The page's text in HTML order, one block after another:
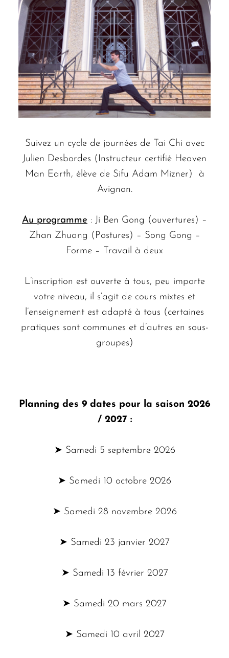
Suivez un cycle de journées de Tai Chi avec
Julien Desbordes (Instructeur certifié Heaven
Man Earth, élève de Sifu Adam Mizner ) à
Avignon.
Au programme : Ji Ben Gong (ouvertures) –
Zhan Zhuang (Postures) – Song Gong –
Forme – Travail à deux
L’inscription est ouverte à tous, peu importe
votre niveau, il s’agit de cours mixtes et
l’enseignement est adapté à tous (certaines
pratiques sont communes et d’autres en sous-
groupes)
Planning des 9 dates pour la saison 2026
/ 2027 :
➤ Samedi 5 septembre 2026
➤ Samedi 10 octobre 2026
➤ Samedi 28 novembre 2026
➤ Samedi 23 janvier 2027
➤ Samedi 13 février 2027
➤ Samedi 20 mars 2027
➤ Samedi 10 avril 2027